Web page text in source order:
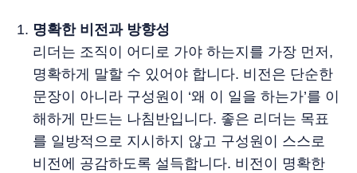
명확한 비전과 방향성
리더는 조직이 어디로 가야 하는지를 가장 먼저,
명확하게 말할 수 있어야 합니다. 비전은 단순한
문장이 아니라 구성원이 ‘왜 이 일을 하는가’를 이
해하게 만드는 나침반입니다. 좋은 리더는 목표
를 일방적으로 지시하지 않고 구성원이 스스로
비전에 공감하도록 설득합니다. 비전이 명확한